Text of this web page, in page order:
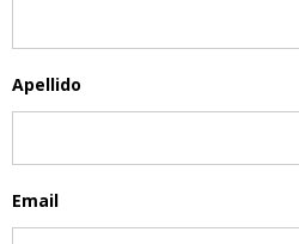
Apellido
Email